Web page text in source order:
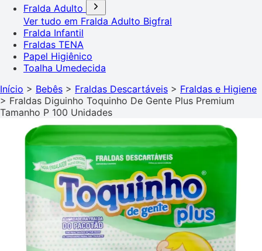
Fralda Adulto
Ver tudo em Fralda Adulto Bigfral
Fralda Infantil
Fraldas TENA
Papel Higiênico
Toalha Umedecida
Início > Bebês > Fraldas Descartáveis > Fraldas e Higiene
> Fraldas Diguinho Toquinho De Gente Plus Premium
Tamanho P 100 Unidades